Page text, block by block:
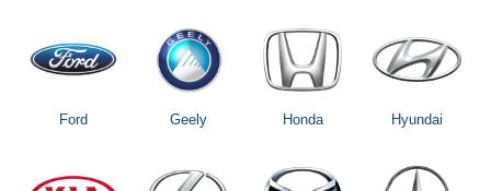
Ford Geely Honda Hyundai